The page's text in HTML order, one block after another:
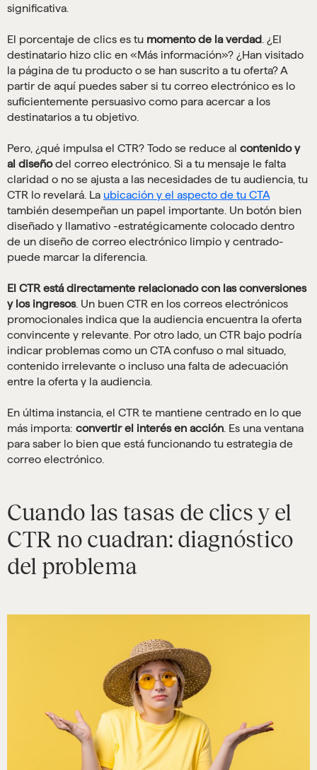
significativa.
El porcentaje de clics es tu momento de la verdad . ¿El
destinatario hizo clic en «Más información»? ¿Han visitado
la página de tu producto o se han suscrito a tu oferta? A
partir de aquí puedes saber si tu correo electrónico es lo
suficientemente persuasivo como para acercar a los
destinatarios a tu objetivo.
Pero, ¿qué impulsa el CTR? Todo se reduce al contenido y
al diseñodel correo electrónico. Si a tu mensaje le falta
claridad o no se ajusta a las necesidades de tu audiencia, tu
CTR lo revelará. La ubicación y el aspecto de tu CTA
también desempeñan un papel importante. Un botón bien
diseñado y llamativo -estratégicamente colocado dentro
de un diseño de correo electrónico limpio y centrado-
puede marcar la diferencia.
El CTR está directamente relacionado con las conversiones
y los ingresos. Un buen CTR en los correos electrónicos
promocionales indica que la audiencia encuentra la oferta
convincente y relevante. Por otro lado, un CTR bajo podría
indicar problemas como un CTA confuso o mal situado,
contenido irrelevante o incluso una falta de adecuación
entre la oferta y la audiencia.
En última instancia, el CTR te mantiene centrado en lo que
más importa: convertir el interés en acción . Es una ventana
para saber lo bien que está funcionando tu estrategia de
correo electrónico.
Cuando las tasas de clics y el
CTR no cuadran: diagnóstico
del problema